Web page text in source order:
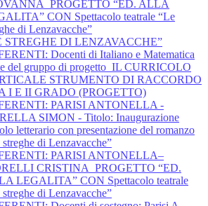
“ED. ALLA
CON Spettacolo teatrale “Le
di Lenzavacche”
STREGHE DI LENZAVACCHE”
Docenti di Italiano e Matematica
del gruppo di progetto_IL CURRICOLO
STRUMENTO DI RACCORDO
I E II GRADO (PROGETTO)
PARISI ANTONELLA -
SIMON - Titolo: Inaugurazione
letterario con presentazione del romanzo
streghe di Lenzavacche”
PARISI ANTONELLA–
CRISTINA_PROGETTO “ED.
LEGALITA” CON Spettacolo teatrale
streghe di Lenzavacche”